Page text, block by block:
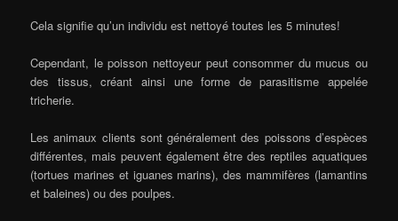
Cela signifie qu’un individu est nettoyé toutes les 5 minutes!
Cependant, le poisson nettoyeur peut consommer du mucus ou
des tissus, créant ainsi une forme de parasitisme appelée
tricherie.
Les animaux clients sont généralement des poissons d’espèces
différentes, mais peuvent également être des reptiles aquatiques
(tortues marines et iguanes marins), des mammifères (lamantins
et baleines) ou des poulpes.